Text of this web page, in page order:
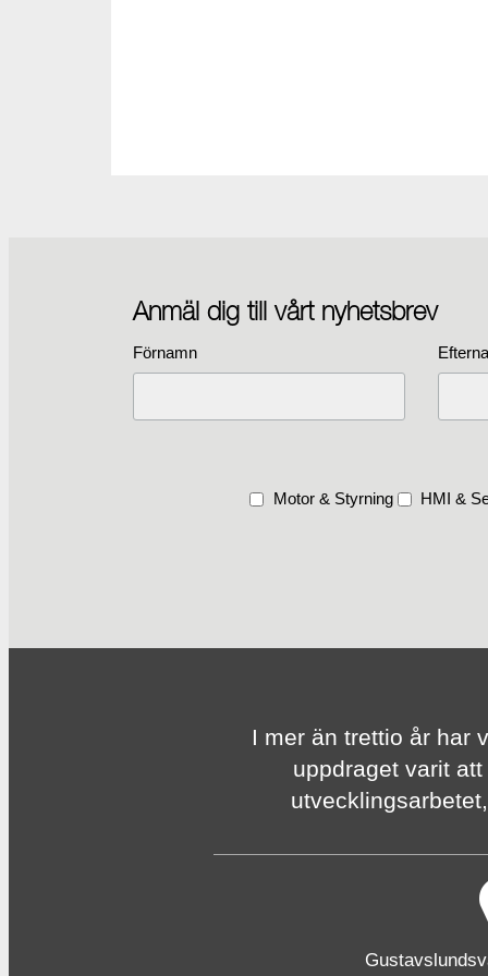
Anmäl dig till vårt nyhetsbrev
Förnamn
Motor & Styrning HMI &
I mer än trettio år har
uppdraget varit